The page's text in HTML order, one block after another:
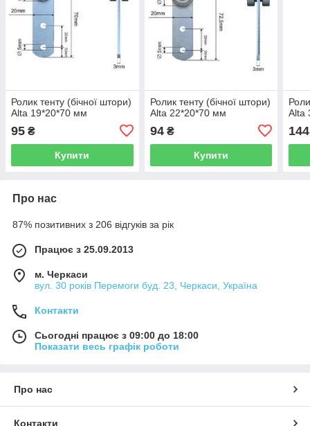
Ролик тенту (бічної штори)
Alta 19*20*70 мм
95 ₴
Купити
Ролик тенту (бічної штори)
Alta 22*20*70 мм
94₴
Купити
Alta
144
Про нас
87% позитивних з 206 відгуків за рік
Працює з 25.09.2013
м. Черкаси
вул. 30 років Перемоги буд. 23, Черкаси, Україна
Контакти
Сьогодні працює з 09:00 до 18:00
Показати весь графік роботи
Про нас
Контакти